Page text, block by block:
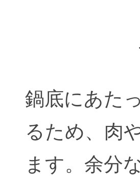
鍋底にあた
るため、肉
ます。余分